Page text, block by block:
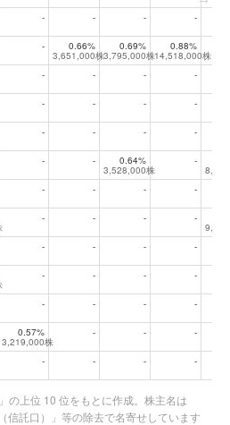
- - - -
- 0.66%
3,651,000株
0.69%
3,795,000株
0.88%
14,518,000株
- - - -
- - - -
- - - -
- - 0.64%
3,528,000株
-
- - - -
- - - -
- - - -
- - - -
- - - -
0.57%
3,219,000株
- - -
- - - -
の上位 10 位をもとに作成。株主名は
信託口）」等の除去で名寄せしています